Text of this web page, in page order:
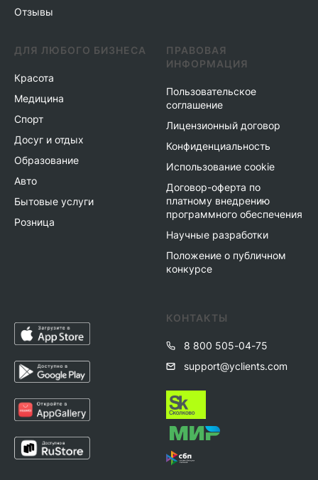
КОНТАКТЫ
8 800 505-04-75
support@yclients.com
Отзывы
ДЛЯ ЛЮБОГО БИЗНЕСА
Красота
Медицина
Спорт
Досуг и отдых
Образование
Авто
Бытовые услуги
Розница
ПРАВОВАЯ
ИНФОРМАЦИЯ
Пользовательское
соглашение
Лицензионный договор
Конфиденциальность
Использование cookie
Договор-оферта по
платному внедрению
программного обеспечения
Научные разработки
Положение о публичном
конкурсе